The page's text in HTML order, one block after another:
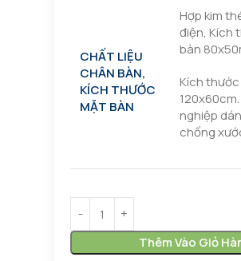
CHẤT LIỆU
CHÂN BÀN,
KÍCH THƯỚC
MẶT BÀN
Hợp kim
điện, Kích
bàn
Kích
nghiệp
chống
Thêm Vào Giỏ